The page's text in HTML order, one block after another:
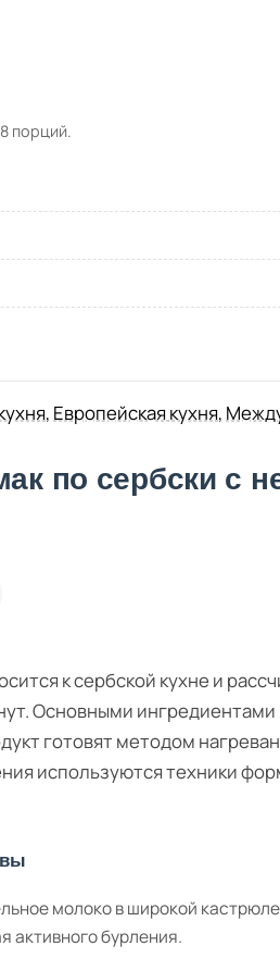
порций.
, Европейская кухня,
по сербски с
к сербской кухне и
Основными
готовят методом
используются техники
молоко в широкой
активного бурления.